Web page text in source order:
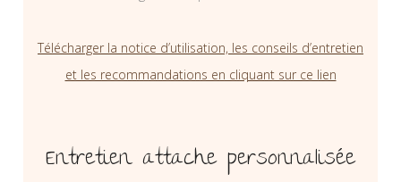
Télécharger la notice d’utilisation, les conseils d’entretien
et les recommandations en cliquant sur ce lien
Entretien attache personnalisée